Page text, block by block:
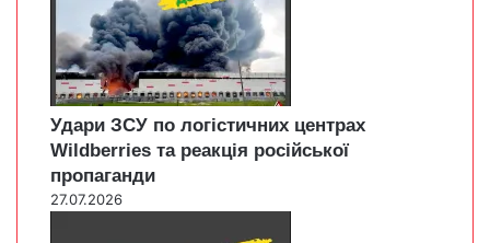
Удари ЗСУ по логістичних центрах
Wildberries та реакція російської
пропаганди
27.07.2026